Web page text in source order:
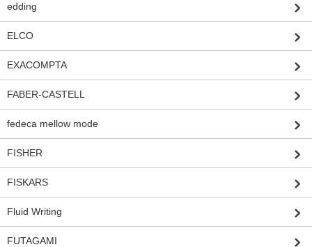
edding
ELCO
EXACOMPTA
FABER-CASTELL
fedeca mellow mode
FISHER
FISKARS
Fluid Writing
FUTAGAMI